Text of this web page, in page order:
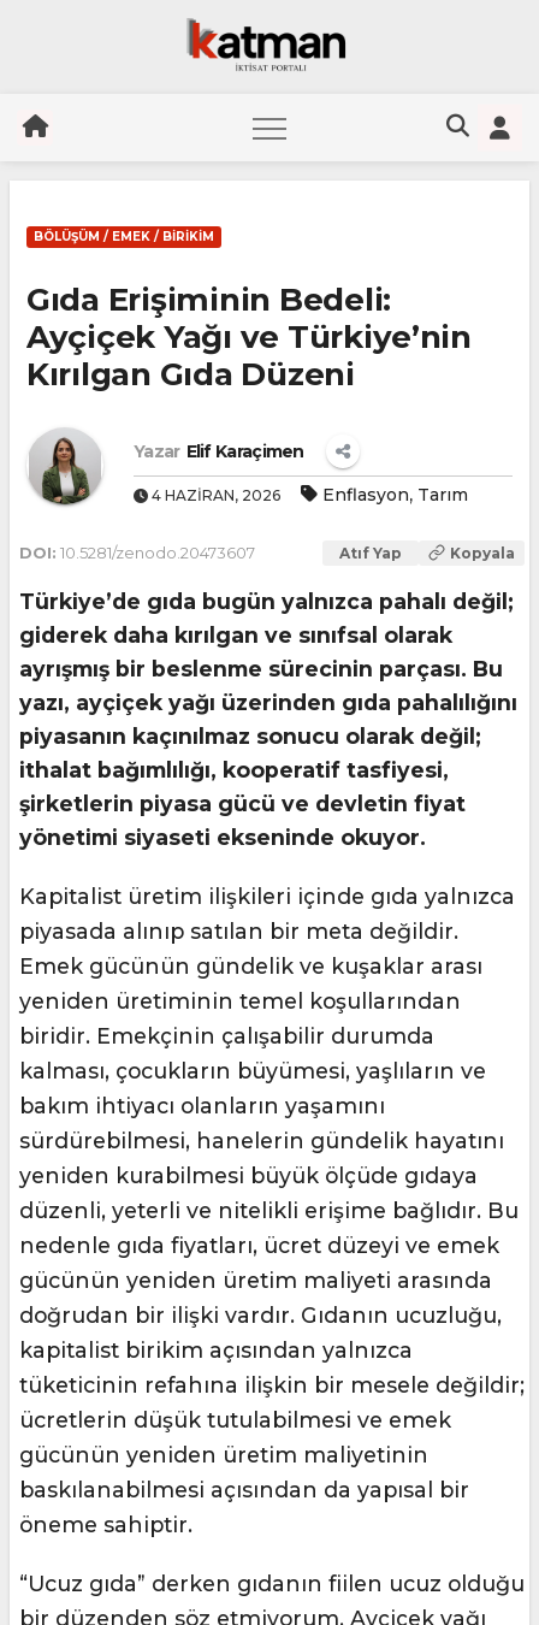
content
BÖLÜŞÜM / EMEK / BIRIKIM
Gıda Erişiminin Bedeli:
Ayçiçek Yağı ve Türkiye’nin
Kırılgan Gıda Düzeni
Yazar Elif Karaçimen
4 HAZIRAN, 2026 Enflasyon, Tarım
DOI: 10.5281/zenodo.20473607 Atıf Yap Kopyala
Türkiye’de gıda bugün yalnızca pahalı değil;
giderek daha kırılgan ve sınıfsal olarak
ayrışmış bir beslenme sürecinin parçası. Bu
yazı, ayçiçek yağı üzerinden gıda pahalılığını
piyasanın kaçınılmaz sonucu olarak değil;
ithalat bağımlılığı, kooperatif tasfiyesi,
şirketlerin piyasa gücü ve devletin fiyat
yönetimi siyaseti ekseninde okuyor.
Kapitalist üretim ilişkileri içinde gıda yalnızca
piyasada alınıp satılan bir meta değildir.
Emek gücünün gündelik ve kuşaklar arası
yeniden üretiminin temel koşullarından
biridir. Emekçinin çalışabilir durumda
kalması, çocukların büyümesi, yaşlıların ve
bakım ihtiyacı olanların yaşamını
sürdürebilmesi, hanelerin gündelik hayatını
yeniden kurabilmesi büyük ölçüde gıdaya
düzenli, yeterli ve nitelikli erişime bağlıdır. Bu
nedenle gıda fiyatları, ücret düzeyi ve emek
gücünün yeniden üretim maliyeti arasında
doğrudan bir ilişki vardır. Gıdanın ucuzluğu,
kapitalist birikim açısından yalnızca
tüketicinin refahına ilişkin bir mesele değildir;
ücretlerin düşük tutulabilmesi ve emek
gücünün yeniden üretim maliyetinin
baskılanabilmesi açısından da yapısal bir
öneme sahiptir.
“Ucuz gıda” derken gıdanın fiilen ucuz olduğu
bir düzenden söz etmiyorum. Ayçiçek yağı